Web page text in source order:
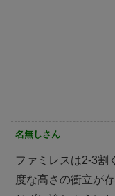
名無しさん
ファミレスは2-3割
度な高さの衝立が